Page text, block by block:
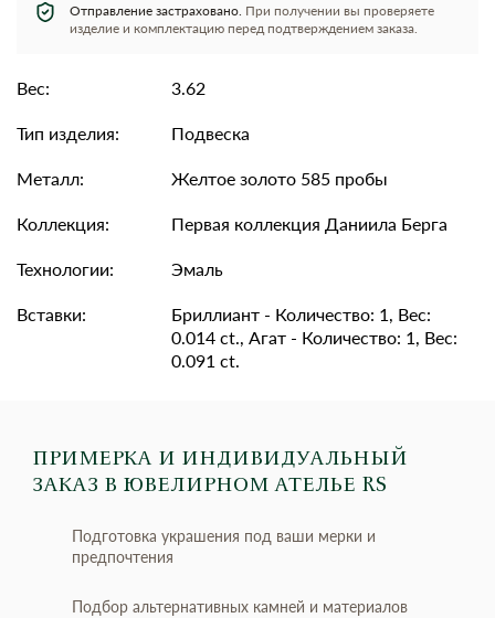
Отправление застраховано. При получении вы проверяете
изделие и комплектацию перед подтверждением заказа.
Вес:
3.62
Тип изделия:
Подвеска
Металл:
Желтое золото 585 пробы
Коллекция:
Первая коллекция Даниила Берга
Технологии:
Эмаль
Вставки:
Бриллиант - Количество: 1, Вес:
0.014 ct., Агат - Количество: 1, Вес:
0.091 ct.
ПРИМЕРКА И ИНДИВИДУАЛЬНЫЙ
ЗАКАЗ В ЮВЕЛИРНОМ АТЕЛЬЕ RS
Подготовка украшения под ваши мерки и
предпочтения
Подбор альтернативных камней и материалов